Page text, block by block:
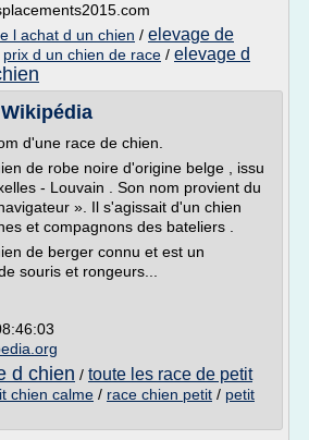
l achat d un chien / elevage de
prix d un chien de race / elevage d
d'une race de chien.
de robe noire d'origine belge , issu
- Louvain . Son nom provient du
». Il s'agissait d'un chien
et compagnons des bateliers .
de berger connu et est un
souris et rongeurs...
d chien / toute les race de petit
chien calme / race chien petit / petit